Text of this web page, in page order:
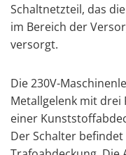
Schaltnetzteil, das
im Bereich der
versorgt.
Die 230V-
Metallgelenk mit drei
einer
Der Schalter